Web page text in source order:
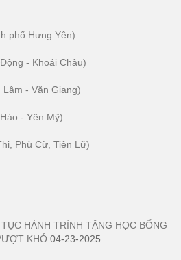
phố Hưng Yên)
- Khoái Châu)
- Văn Giang)
- Yên Mỹ)
Phù Cừ, Tiên Lữ)
HÀNH TRÌNH TẶNG HỌC BỔNG
KHÓ 04-23-2025